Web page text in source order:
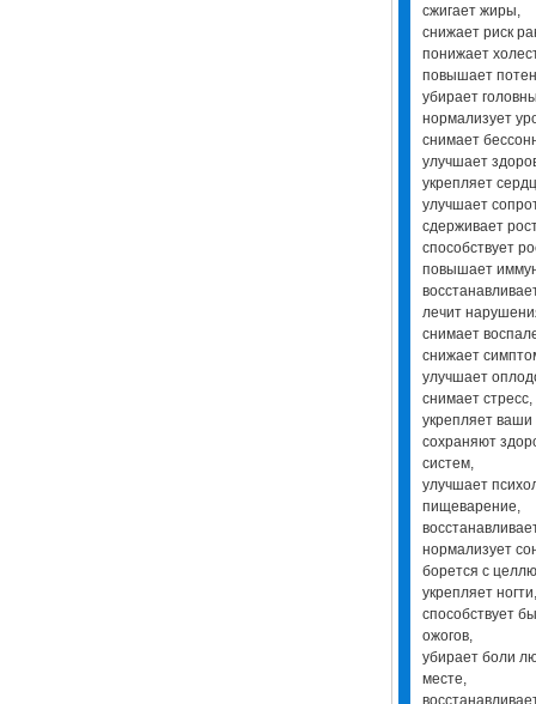
сжигает жиры,
снижает риск
понижает
повышает
убирает
нормализует
снимает
улучшает
укрепляет
улучшает
сдерживает
способствует
повышает
лечит
снимает
снижает
улучшает
снимает стресс,
укрепляет
сохраняют
систем,
улучшает
пищеварение,
нормализует
борется с
укрепляет
способствует
ожогов,
убирает боли
месте,